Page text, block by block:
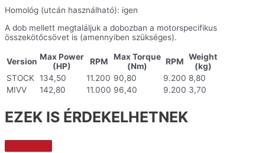
Homológ (utcán használható): igen
A dob mellett megtaláljuk a dobozban a motorspecifikus
összekötőcsövet is (amennyiben szükséges).
Version Max Power
(HP)
RPM
Max Torque
(Nm)
RPM Weight
(kg)
STOCK 134,50 11.200 90,80 9.200 8,80
MIVV
142,80 11.000 96,40 9.200 3,70
EZEK IS ÉRDEKELHETNEK